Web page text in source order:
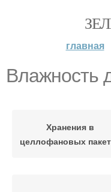
главная
Влажность
Хранения в
целлофановых